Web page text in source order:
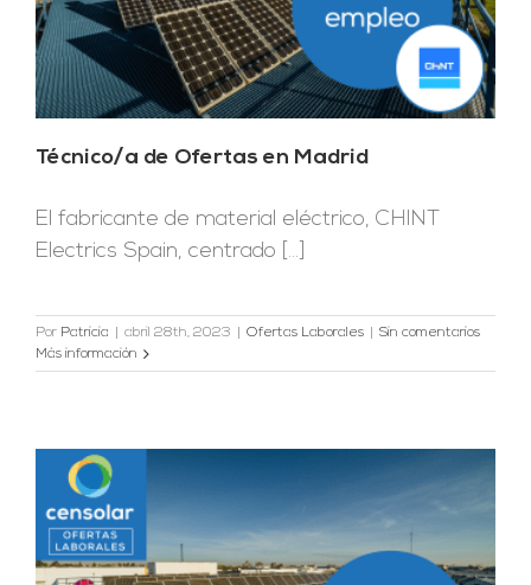
Técnico/a de Ofertas en Madrid
El fabricante de material eléctrico, CHINT
Electrics Spain, centrado [...]
Por Patricia abril 28th, 2023 Ofertas Laborales
Sin comentarios
Más información